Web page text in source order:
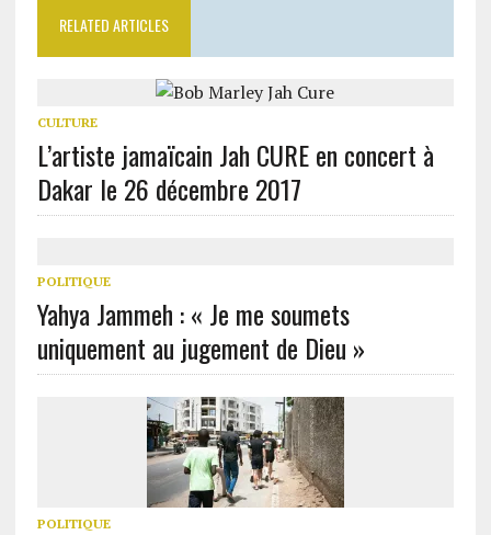
RELATED ARTICLES
CULTURE
L’artiste jamaïcain Jah CURE en concert à
Dakar le 26 décembre 2017
POLITIQUE
Yahya Jammeh : « Je me soumets
uniquement au jugement de Dieu »
POLITIQUE